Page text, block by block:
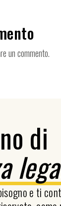
un commento.
di
e ti